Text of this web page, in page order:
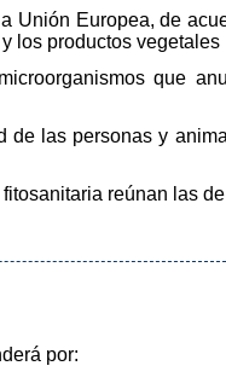
Unión Europea, de
los productos
que
de las personas y
reúnan las
por: